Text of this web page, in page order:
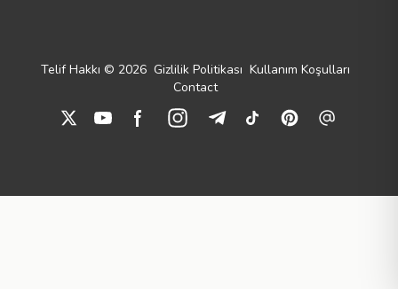
Telif Hakkı © 2026 Gizlilik Politikası Kullanım Koşulları
Contact